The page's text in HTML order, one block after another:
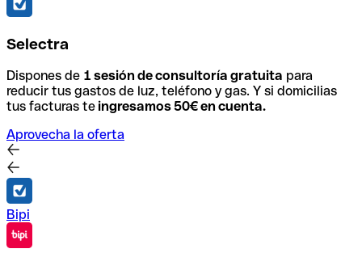
Selectra
Dispones de 1 sesión de consultoría gratuita para
reducir tus gastos de luz, teléfono y gas. Y si domicilias
tus facturas te ingresamos 50€ en cuenta.
Aprovecha la oferta
Bipi